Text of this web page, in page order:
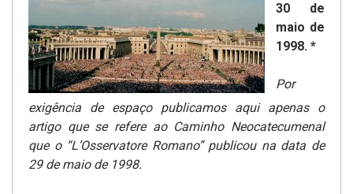
30 de
maio de
1998. *
Por
exigência de espaço publicamos aqui apenas o
artigo que se refere ao Caminho Neocatecumenal
que o “L’Osservatore Romano” publicou na data de
29 de maio de 1998.